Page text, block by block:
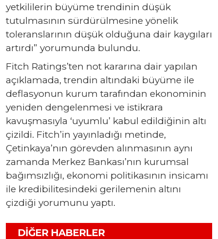
yetkililerin büyüme trendinin düşük
tutulmasının sürdürülmesine yönelik
toleranslarının düşük olduğuna dair kaygıları
artırdı” yorumunda bulundu.
Fitch Ratings’ten not kararına dair yapılan
açıklamada, trendin altındaki büyüme ile
deflasyonun kurum tarafından ekonominin
yeniden dengelenmesi ve istikrara
kavuşmasıyla ‘uyumlu’ kabul edildiğinin altı
çizildi. Fitch’in yayınladığı metinde,
Çetinkaya’nın görevden alınmasının aynı
zamanda Merkez Bankası’nın kurumsal
bağımsızlığı, ekonomi politikasının insicamı
ile kredibilitesindeki gerilemenin altını
çizdiği yorumunu yaptı.
DIĞER HABERLER